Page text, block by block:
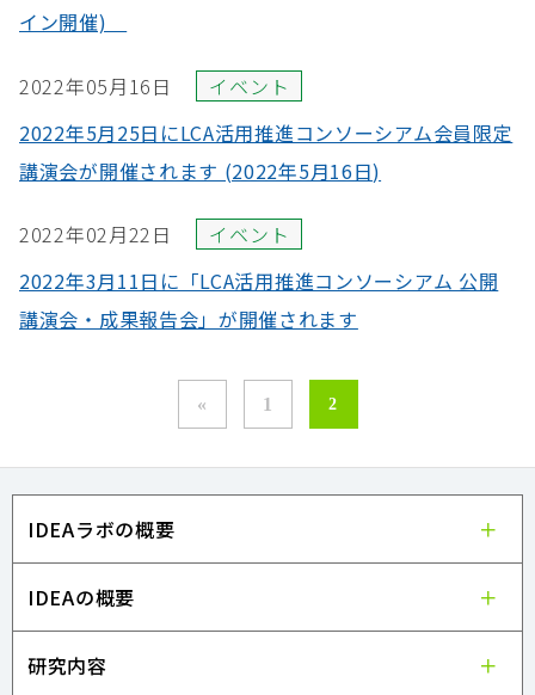
イン開催)
2022年05月16日
イベント
2022年5月25日にLCA活用推進コンソーシアム会員限定
講演会が開催されます (2022年5月16日)
2022年02月22日
イベント
2022年3月11日に「LCA活用推進コンソーシアム 公開
講演会・成果報告会」が開催されます
« 1 2
IDEAラボの概要
IDEAの概要
研究内容